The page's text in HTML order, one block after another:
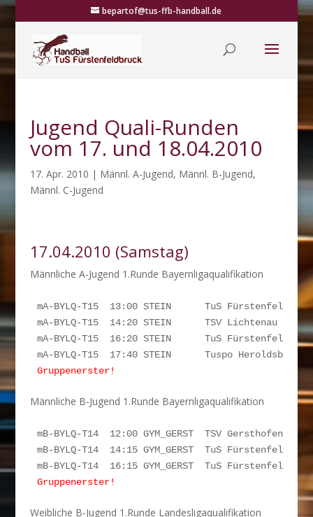
bepartof@tus-ffb-handball.de
Jugend Quali-Runden
vom 17. und 18.04.2010
17. Apr. 2010 | Männl. A-Jugend, Männl. B-Jugend,
Männl. C-Jugend
17.04.2010 (Samstag)
Männliche A-Jugend 1.Runde Bayernligaqualifikation
mA-BYLQ-T15  13:00 STEIN      TuS
mA-BYLQ-T15  14:20 STEIN      TSV Lichtenau
mA-BYLQ-T15  16:20 STEIN      TuS
Gruppenerster!
Männliche B-Jugend 1.Runde Bayernligaqualifikation
mB-BYLQ-T14  12:00 GYM_GERST  TSV
mB-BYLQ-T14  14:15 GYM_GERST  TuS
mB-BYLQ-T14  16:15 GYM_GERST  TuS
Gruppenerster!
Weibliche B-Jugend 1.Runde Landesligaqualifikation